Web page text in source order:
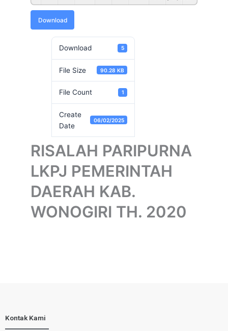
Download
Download 5
File Size 90.28 KB
File Count 1
Create
Date
06/02/2025
RISALAH PARIPURNA
LKPJ PEMERINTAH
DAERAH KAB.
WONOGIRI TH. 2020
Kontak Kami